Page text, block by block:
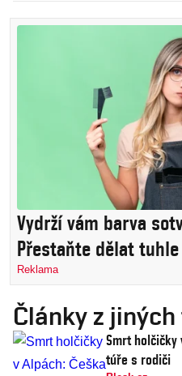
Vydrží vám barva
Přestaňte dělat
Reklama
Články z
Smrt holčičky
túře s rodiči